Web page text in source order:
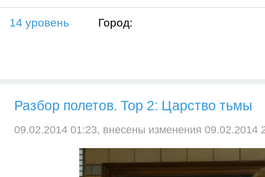
14 уровень Город:
Разбор полетов. Тор 2: Царство тьмы
09.02.2014 01:23, внесены изменения 09.02.2014